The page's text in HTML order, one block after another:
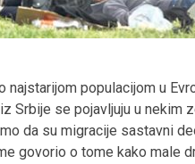
populacijom u
Srbije se pojavljuju u nekim
da su migracije sastavni
govorio o tome kako male